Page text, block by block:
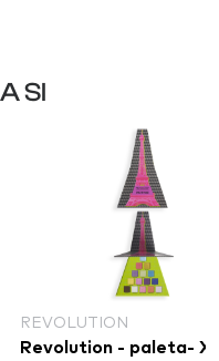
SI
REVOLUTION
Revolution - paleta- X Emily